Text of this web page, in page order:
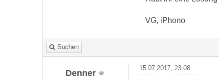
VG, iPhono
Suchen
Denner 15.07.2017, 23:08